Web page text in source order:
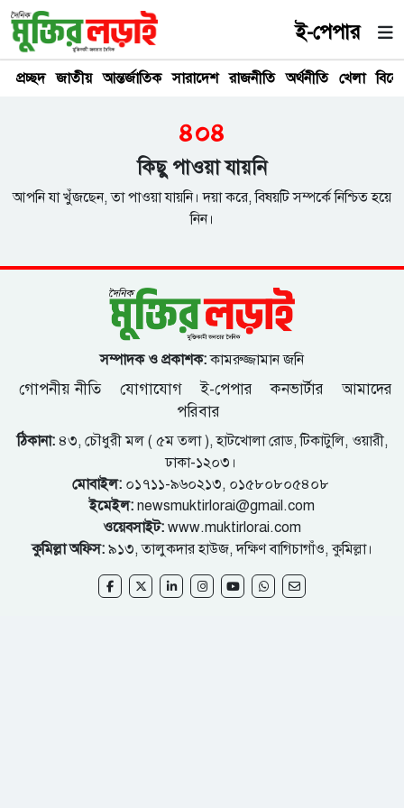
ই-পেপার
প্রচ্ছদ জাতীয় আন্তর্জাতিক সারাদেশ রাজনীতি অর্থনীতি খেলা
৪০৪
কিছু পাওয়া যায়নি
আপনি যা খুঁজছেন, তা পাওয়া যায়নি। দয়া করে, বিষয়টি সম্পর্কে নিশ্চিত হয়ে
নিন।
সম্পাদক ও প্রকাশক:কামরুজ্জামান জনি
গোপনীয় নীতি যোগাযোগ ই-পেপার কনভার্টার
আমাদের
পরিবার
ঠিকানা:৪৩, চৌধুরী মল ( ৫ম তলা ), হাটখোলা রোড, টিকাটুলি, ওয়ারী,
ঢাকা-১২০৩।
মোবাইল:০১৭১১-৯৬০২১৩, ০১৫৮০৮০৫৪০৮
ইমেইল: newsmuktirlorai@gmail.com
ওয়েবসাইট: www.muktirlorai.com
কুমিল্লা অফিস: ৯১৩, তালুকদার হাউজ, দক্ষিণ বাগিচাগাঁও, কুমিল্লা।